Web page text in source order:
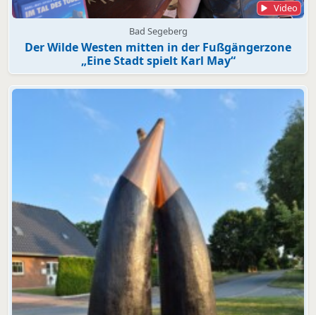
Video
Bad Segeberg
Der Wilde Westen mitten in der Fußgängerzone
„Eine Stadt spielt Karl May“